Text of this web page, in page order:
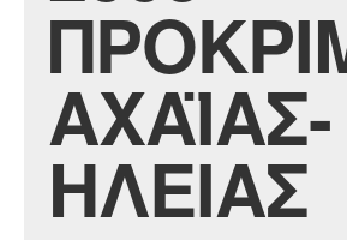
ΑΧΑΪΑΣ-
ΗΛΕΙΑΣ